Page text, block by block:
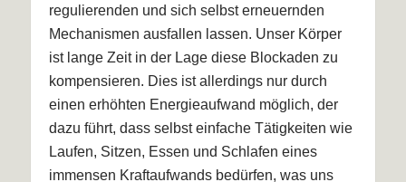
regulierenden und sich selbst erneuernden
Mechanismen ausfallen lassen. Unser Körper
ist lange Zeit in der Lage diese Blockaden zu
kompensieren. Dies ist allerdings nur durch
einen erhöhten Energieaufwand möglich, der
dazu führt, dass selbst einfache Tätigkeiten wie
Laufen, Sitzen, Essen und Schlafen eines
immensen Kraftaufwands bedürfen, was uns